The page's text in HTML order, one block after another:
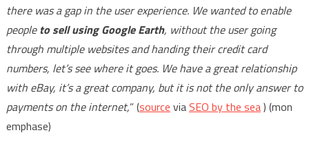
there was a gap in the user experience. We wanted to enable
peopleto sell using Google Earth, without the user going
through multiple websites and handing their credit card
numbers, let’s see where it goes. We have a great relationship
with eBay, it’s a great company, but it is not the only answer to
payments on the internet,” (source viaSEO by the sea) (mon
emphase)